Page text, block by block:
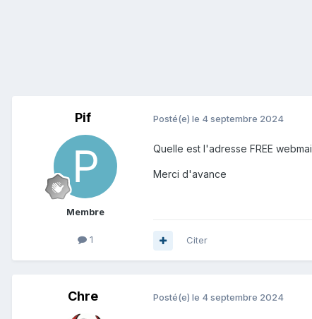
Pif
Membre
1
Posté(e) le 4 septembre 2024
Quelle est l'adresse FREE
Merci d'avance
Citer
Chre Posté(e) le 4 septembre 2024